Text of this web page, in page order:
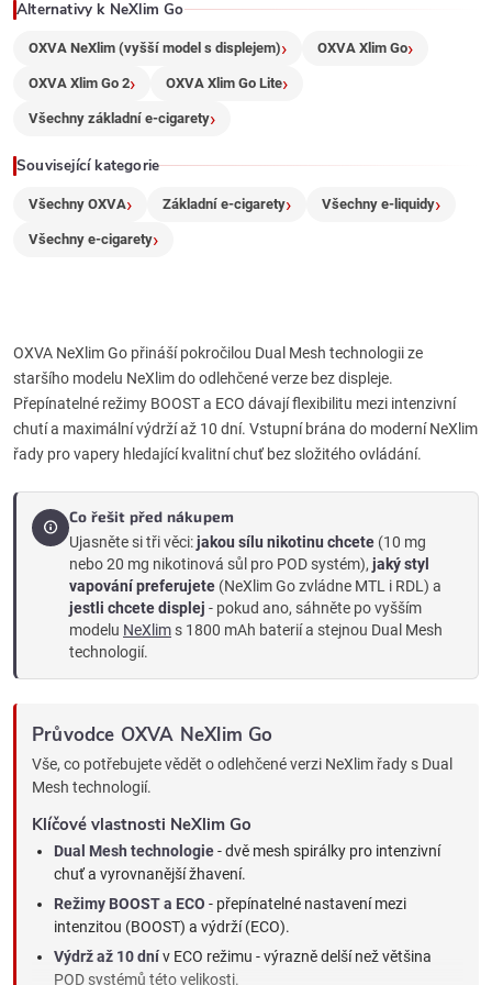
r
v
k
y
v
ý
s
u
Alternativy k NeXlim Go
OXVA NeXlim (vyšší model s displejem) OXVA Xlim Go
OXVA Xlim Go 2 OXVA Xlim Go Lite
Všechny základní e-cigarety
Související kategorie
Všechny OXVA Základní e-cigarety Všechny e-liquidy
Všechny e-cigarety
OXVA NeXlim Go přináší pokročilou Dual Mesh technologii ze
staršího modelu NeXlim do odlehčené verze bez displeje.
Přepínatelné režimy BOOST a ECO dávají flexibilitu mezi intenzivní
chutí a maximální výdrží až 10 dní. Vstupní brána do moderní NeXlim
řady pro vapery hledající kvalitní chuť bez složitého ovládání.
Co řešit před nákupem
Ujasněte si tři věci:jakou sílu nikotinu chcete (10 mg
nebo 20 mg nikotinová sůl pro POD systém), jaký styl
vapování preferujete (NeXlim Go zvládne MTL i RDL) a
jestli chcete displej - pokud ano, sáhněte po vyšším
modelu NeXlim s 1800 mAh baterií a stejnou Dual Mesh
technologií.
Průvodce OXVA NeXlim Go
Vše, co potřebujete vědět o odlehčené verzi NeXlim řady s Dual
Mesh technologií.
Klíčové vlastnosti NeXlim Go
Dual Mesh technologie- dvě mesh spirálky pro intenzivní
chuť a vyrovnanější žhavení.
Režimy BOOST a ECO - přepínatelné nastavení mezi
intenzitou (BOOST) a výdrží (ECO).
Výdrž až 10 dnív ECO režimu - výrazně delší než většina
POD systémů této velikosti.